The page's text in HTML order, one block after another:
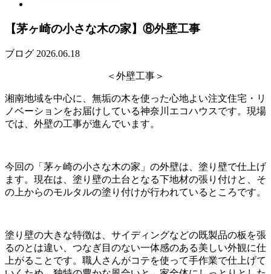
【茅ヶ崎の小さな木の家】⑧外壁工事
ブログ 2026.06.18
＜外壁工事＞
湘南地域を中心に、無垢の木を使った心地よい注文住宅・リ
ノベーションをお届けしている神奈川エコハウスです。現場
では、外壁の工事が進んでいます。
今回の「茅ヶ崎の小さな木の家」の外壁は、塗り壁で仕上げ
ます。現在は、塗り壁の土台となる下地材の張り付けと、そ
の上からのモルタルの塗り付けが行われているところです。
塗り壁の大きな特徴は、サイディングなどの既製品の板を張
るのとは違い、つなぎ目のない一体感のある美しい外観に仕
上がることです。職人さんがコテを使って手作業で仕上げて